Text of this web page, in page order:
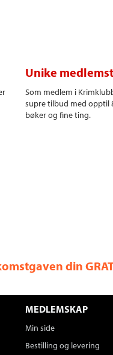
Unike
Som medlem i
supre tilbud med opptil
bøker og fine ting.
din
MEDLEMSKAP
Min side
Bestilling og levering